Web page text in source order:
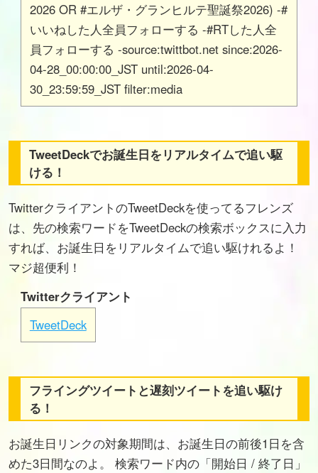
2026 OR #エルザ・グランヒルテ聖誕祭2026) -#
いいねした人全員フォローする -#RTした人全
員フォローする -source:twittbot.net since:2026-
04-28_00:00:00_JST until:2026-04-
30_23:59:59_JST filter:media
TweetDeckでお誕生日をリアルタイムで追い駆
ける！
TwitterクライアントのTweetDeckを使ってるフレンズ
は、先の検索ワードをTweetDeckの検索ボックスに入力
すれば、お誕生日をリアルタイムで追い駆けれるよ！
マジ超便利！
Twitterクライアント
TweetDeck
フライングツイートと遅刻ツイートを追い駆け
る！
お誕生日リンクの対象期間は、お誕生日の前後1日を含
めた3日間なのよ。 検索ワード内の「開始日 / 終了日」